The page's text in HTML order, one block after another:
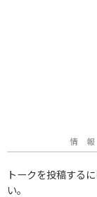
情 報
トークを投稿する
い。